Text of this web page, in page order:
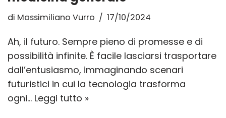
di Massimiliano Vurro 17/10/2024
Ah, il futuro. Sempre pieno di promesse e di
possibilità infinite. È facile lasciarsi trasportare
dall’entusiasmo, immaginando scenari
futuristici in cui la tecnologia trasforma
ogni… Leggi tutto »